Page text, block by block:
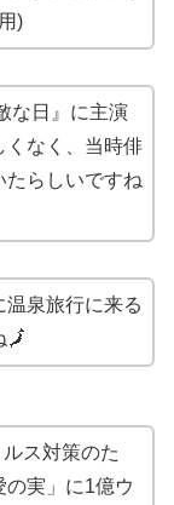
)
な日』に主演
くなく、当時俳
たらしいですね
泉旅行に来る
🗾
ス対策のた
実」に1億ウ